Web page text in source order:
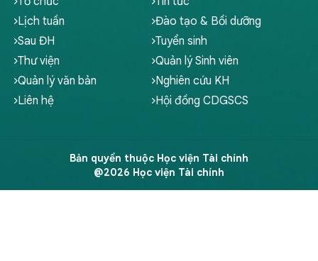
Lịch tuần
Đào tạo & Bồi dưỡng
Sau ĐH
Tuyển sinh
Thư viện
Quản lý Sinh viên
Quản lý văn bản
Nghiên cứu KH
Liên hệ
Hội đồng CDGSCS
Bản quyền thuộc Học viện Tài chính
@2026 Học viện Tài chính